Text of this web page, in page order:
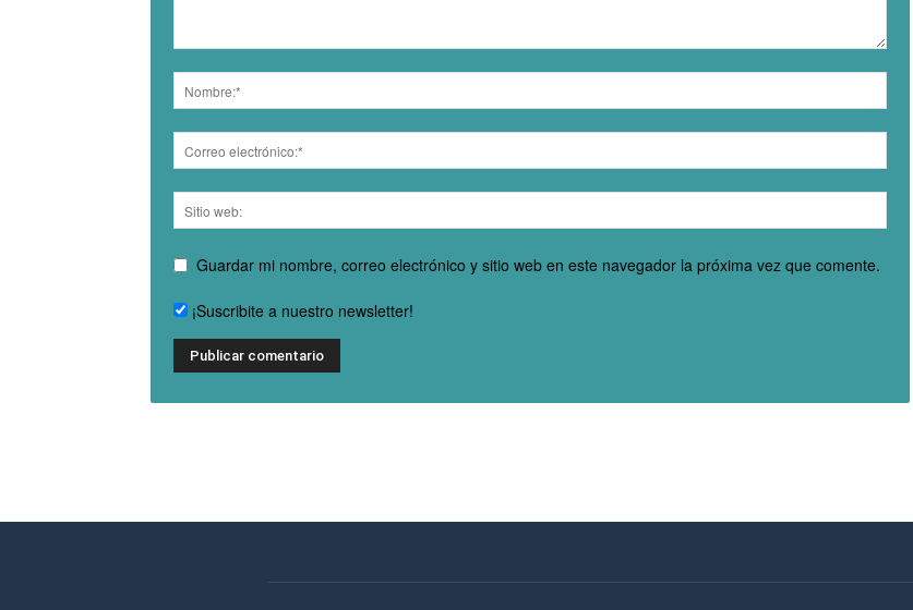
Guardar mi nombre, correo electrónico y sitio web en este navegador la próxima vez que comente.
¡Suscribite a nuestro newsletter!